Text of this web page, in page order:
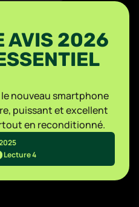
AVIS 2026
le nouveau smartphone
puissant et excellent
en reconditionné.
Lecture 4